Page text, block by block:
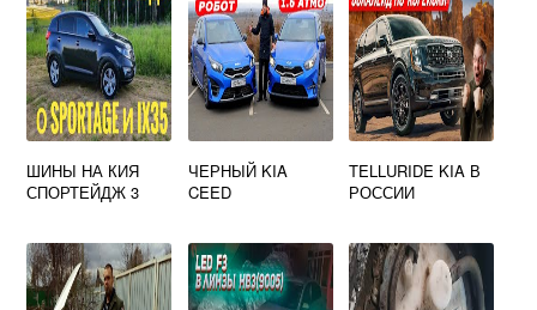
ШИНЫ НА КИЯ
СПОРТЕЙДЖ 3
ЧЕРНЫЙ KIA
CEED
TELLURIDE KIA В
РОССИИ